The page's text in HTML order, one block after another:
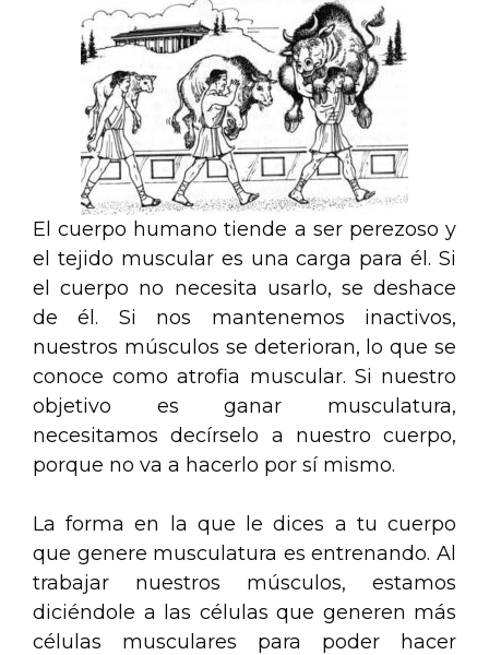
El cuerpo humano tiende a ser perezoso y
el tejido muscular es una carga para él. Si
el cuerpo no necesita usarlo, se deshace
de él. Si nos mantenemos inactivos,
nuestros músculos se deterioran, lo que se
conoce como atrofia muscular. Si nuestro
objetivo es ganar musculatura,
necesitamos decírselo a nuestro cuerpo,
porque no va a hacerlo por sí mismo.
La forma en la que le dices a tu cuerpo
que genere musculatura es entrenando. Al
trabajar nuestros músculos, estamos
diciéndole a las células que generen más
células musculares para poder hacer